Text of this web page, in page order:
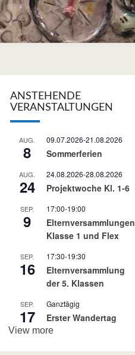
ANSTEHENDE
VERANSTALTUNGEN
AUG.
8
09.07.2026-21.08.2026
Sommerferien
AUG.
24
24.08.2026-28.08.2026
Projektwoche Kl. 1-6
SEP.
9
17:00-19:00
Elternversammlungen
Klasse 1 und Flex
SEP.
16
17:30-19:30
Elternversammlung
der 5. Klassen
SEP.
17
Ganztägig
Erster Wandertag
View more